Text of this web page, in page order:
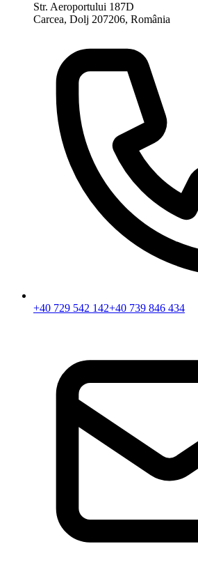
Str. Aeroportului 187D
Carcea, Dolj 207206, România
+40 729 542 142+40 739 846 434